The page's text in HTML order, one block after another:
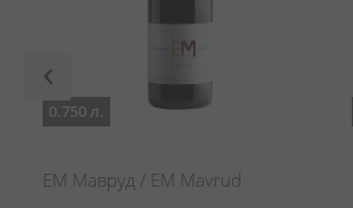
0.750 л.
ЕМ Мавруд / EM Mavrud